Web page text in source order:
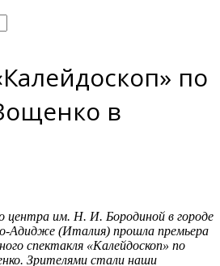
по
в
центра им. Н. И. Бородиной в городе
Адидже (Италия) прошла премьера
спектакля «Калейдоскоп» по
Зрителями стали наши